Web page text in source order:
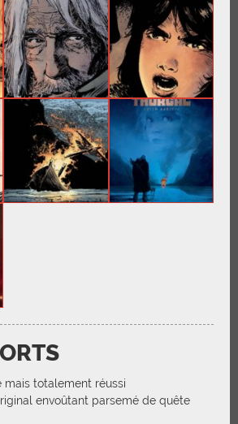
mais totalement réussi
envoûtant parsemé de quête